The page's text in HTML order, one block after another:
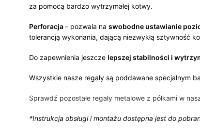
za pomocą bardzo wytrzymałej kotwy.
Perforacja– pozwala na swobodne ustawianie
tolerancją wykonania, dającą niezwykłą sztywność
Do zapewnienia jeszcze lepszej stabilności i
Wszystkie nasze regały są poddawane specjalnym
Sprawdź pozostałe regały metalowe z półkami w
*Instrukcja obsługi i montażu dostępna jest do